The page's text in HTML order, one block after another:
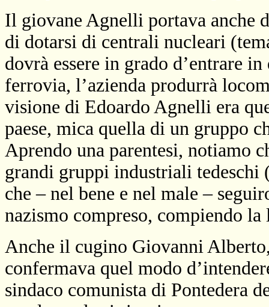
Il giovane Agnelli portava anche
di dotarsi di centrali nucleari
dovrà essere in grado d’entrare
ferrovia, l’azienda produrrà
visione di Edoardo Agnelli era
paese, mica quella di un gruppo
Aprendo una parentesi, notiamo
grandi gruppi industriali tedeschi
che – nel bene e nel male –
nazismo compreso, compiendo
Anche il cugino Giovanni
confermava quel modo
sindaco comunista di Pontedera